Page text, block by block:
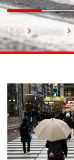
Kreu Fushatat